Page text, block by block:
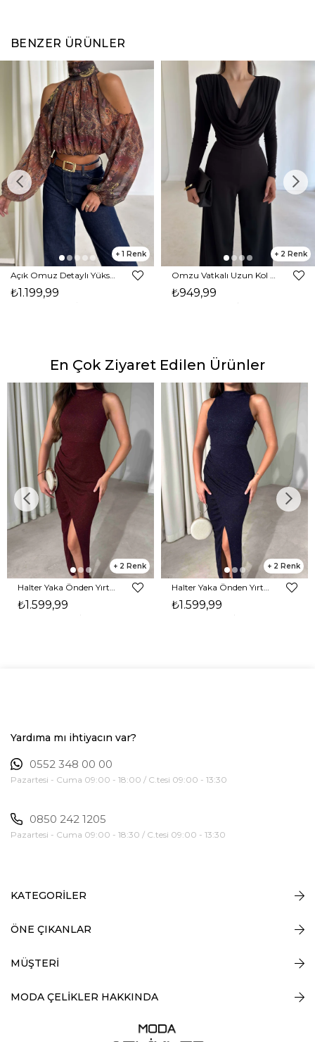
BENZER ÜRÜNLER
1
₺1.199,99
2
₺949,99
En Çok Ziyaret Edilen Ürünler
2
₺1.599,99
2
₺1.599,99
Yardıma mı ihtiyacın var?
0552 348 00 00
Pazartesi - Cuma 09:00 - 18:00 / C.tesi 09:00 - 13:30
0850 242 1205
Pazartesi - Cuma 09:00 - 18:30 / C.tesi 09:00 - 13:30
KATEGORİLER
ÖNE ÇIKANLAR
MÜŞTERİ
MODA ÇELİKLER HAKKINDA